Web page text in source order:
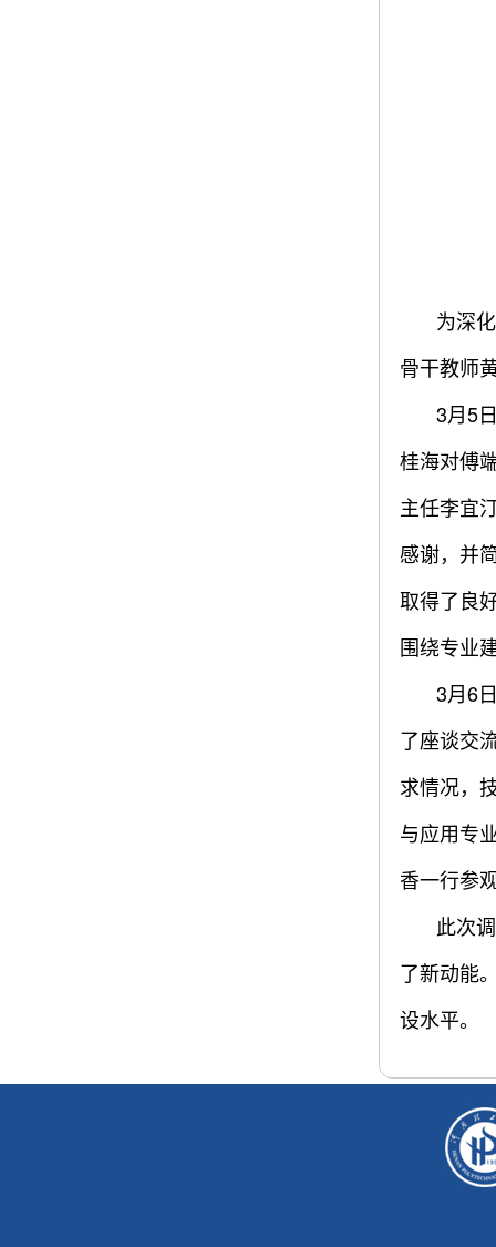
为深
骨干教师
3月5
桂海对傅
主任李宜
感谢，并
取得了良
围绕专业
3月6
了座谈交
求情况，
与应用专
香一行参
此次
了新动能
设水平。